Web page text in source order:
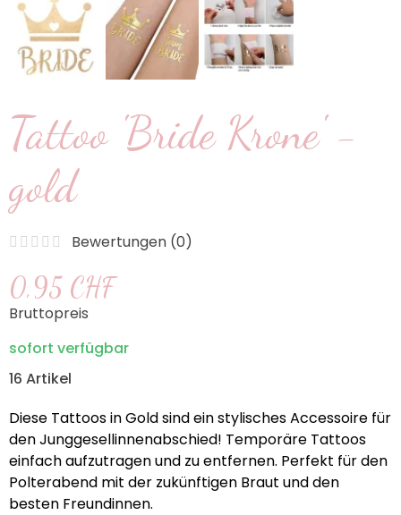
Tattoo 'Bride Krone' -
gold
Bewertungen (0)
0,95 CHF
Bruttopreis
sofort verfügbar
16 Artikel
Diese Tattoos in Gold sind ein stylisches Accessoire für
den Junggesellinnenabschied! Temporäre Tattoos
einfach aufzutragen und zu entfernen. Perfekt für den
Polterabend mit der zukünftigen Braut und den
besten Freundinnen.